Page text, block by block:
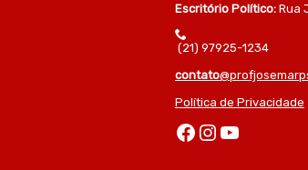
Escritório Político: Rua
(21) 97925-1234
contato
Política de Privacidade
Facebook Instagram Youtube